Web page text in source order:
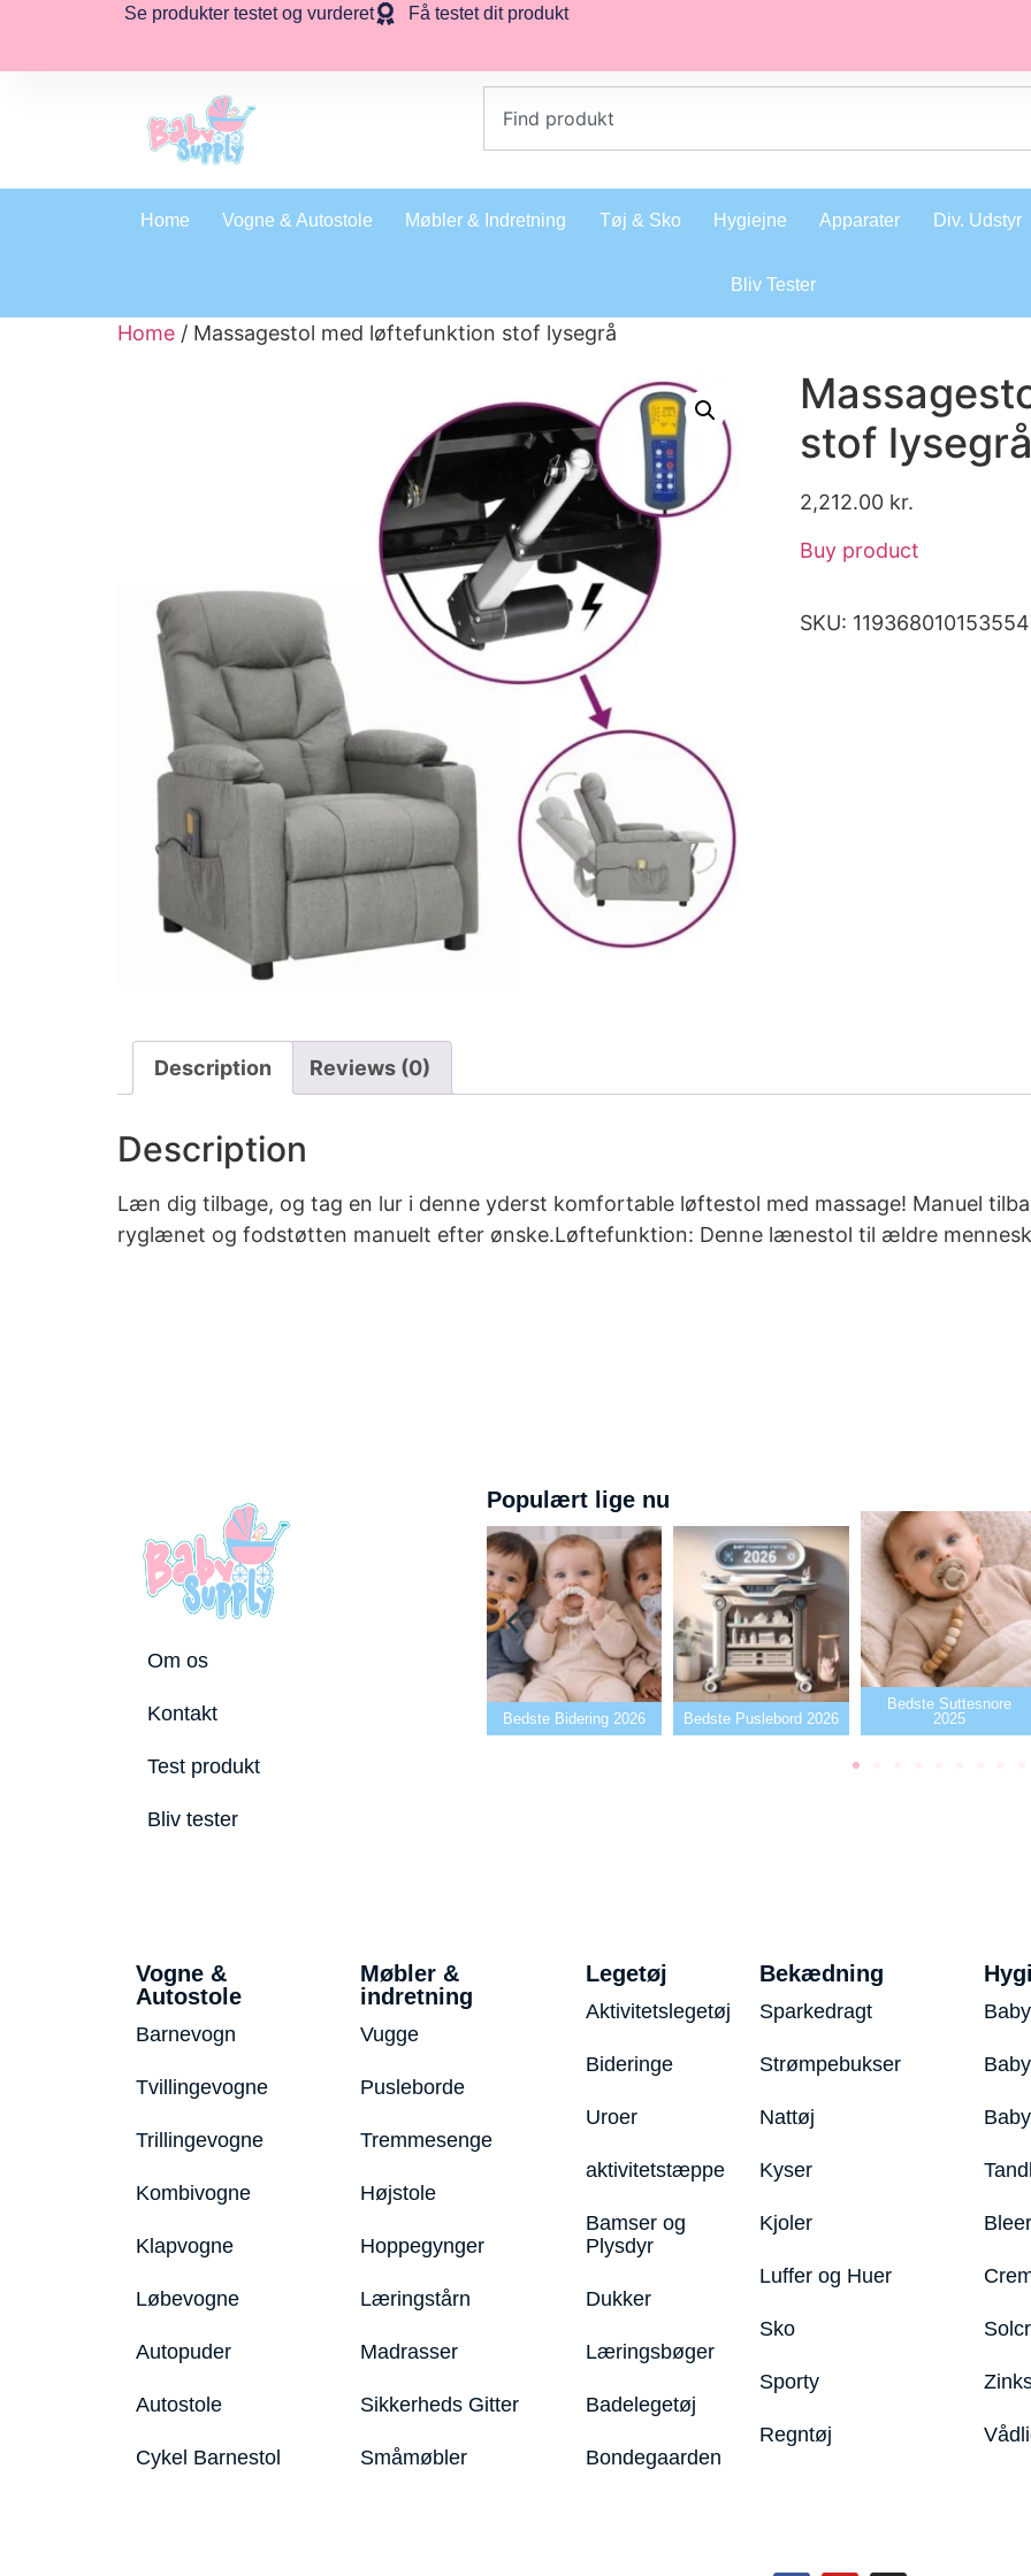
Se produkter testet og vurderet Få testet dit produkt
Home Vogne & Autostole Møbler & Indretning Tøj & Sko Hygiejne Apparater Div. Udstyr
Bliv Tester
Home / Massagestol med løftefunktion stof lysegrå
stof
2,212.00 kr.
Buy product
SKU:
Description Reviews (0)
Description
Læn dig tilbage, og tag en lur i denne yderst komfortable løftestol med massage! Manuel
ryglænet og fodstøtten manuelt efter ønske.Løftefunktion: Denne lænestol til ældre
Om os
Kontakt
Test produkt
Bliv tester
Populært lige nu
Bedste tremmeseng
2026
Bedste Bidering 2026 Bedste Puslebord 2026
Bedste Suttesnore
2025
Vogne &
Autostole
Barnevogn
Tvillingevogne
Trillingevogne
Kombivogne
Klapvogne
Løbevogne
Autopuder
Autostole
Cykel Barnestol
Møbler &
indretning
Vugge
Pusleborde
Tremmesenge
Højstole
Hoppegynger
Læringstårn
Madrasser
Sikkerheds Gitter
Småmøbler
Legetøj
Aktivitetslegetøj
Bideringe
Uroer
aktivitetstæppe
Bamser og
Plysdyr
Dukker
Læringsbøger
Badelegetøj
Bondegaarden
Bekædning
Sparkedragt
Strømpebukser
Nattøj
Kyser
Kjoler
Luffer og Huer
Sko
Sporty
Regntøj